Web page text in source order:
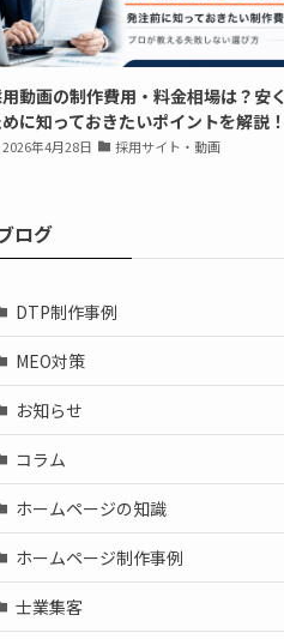
動画の制作費用・料金相場は？安
に知っておきたいポイントを解説！
2026年4月28日 採用サイト・動画
ログ
DTP制作事例
MEO対策
お知らせ
コラム
ホームページの知識
ホームページ制作事例
士業集客